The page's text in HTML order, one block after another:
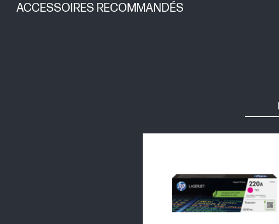
ACCESSOIRES RECOMMANDÉS